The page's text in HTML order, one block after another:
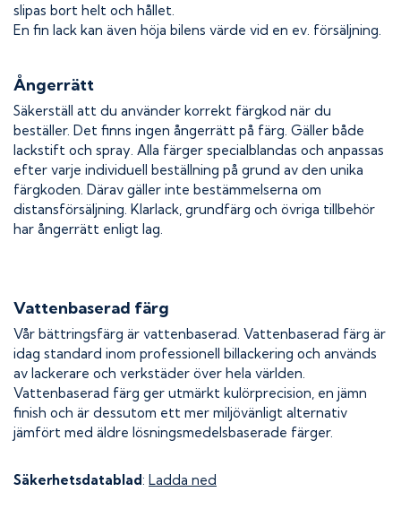
slipas bort helt och hållet.
En fin lack kan även höja bilens värde vid en ev. försäljning.
Ångerrätt
Säkerställ att du använder korrekt färgkod när du
beställer. Det finns ingen ångerrätt på färg. Gäller både
lackstift och spray. Alla färger specialblandas och anpassas
efter varje individuell beställning på grund av den unika
färgkoden. Därav gäller inte bestämmelserna om
distansförsäljning. Klarlack, grundfärg och övriga tillbehör
har ångerrätt enligt lag.
Vattenbaserad färg
Vår bättringsfärg är vattenbaserad. Vattenbaserad färg är
idag standard inom professionell billackering och används
av lackerare och verkstäder över hela världen.
Vattenbaserad färg ger utmärkt kulörprecision, en jämn
finish och är dessutom ett mer miljövänligt alternativ
jämfört med äldre lösningsmedelsbaserade färger.
Säkerhetsdatablad: Ladda ned